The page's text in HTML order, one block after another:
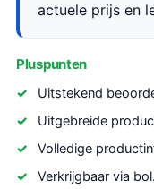
actuele prijs en
Pluspunten
Uitstekend
Uitgebreide
Volledige
Verkrijgbaar via